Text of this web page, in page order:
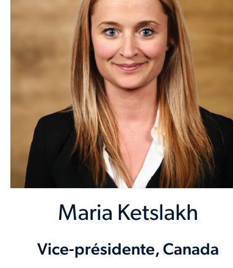
Maria Ketslakh
Vice-présidente, Canada